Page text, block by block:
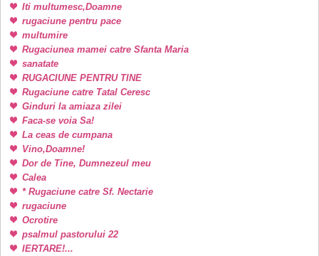
Iti multumesc,Doamne
rugaciune pentru pace
multumire
Rugaciunea mamei catre Sfanta Maria
sanatate
RUGACIUNE PENTRU TINE
Rugaciune catre Tatal Ceresc
Ginduri la amiaza zilei
Faca-se voia Sa!
La ceas de cumpana
Vino,Doamne!
Dor de Tine, Dumnezeul meu
Calea
* Rugaciune catre Sf. Nectarie
rugaciune
Ocrotire
psalmul pastorului 22
IERTARE!...